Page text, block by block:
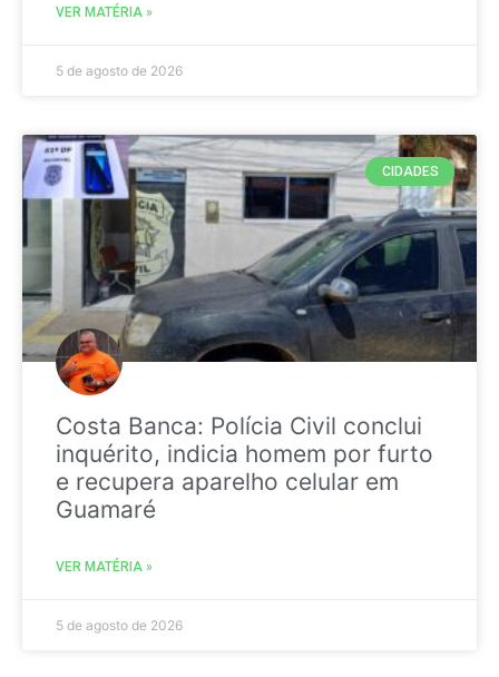
VER MATÉRIA »
5 de agosto de 2026
CIDADES
Costa Banca: Polícia Civil conclui
inquérito, indicia homem por furto
e recupera aparelho celular em
Guamaré
VER MATÉRIA »
5 de agosto de 2026